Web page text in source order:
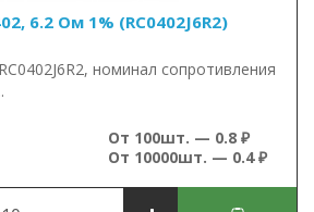
6.2 Ом 1% (RC0402J6R2)
номинал сопротивления
От 100шт. — 0.8 ₽
От 10000шт. — 0.4 ₽